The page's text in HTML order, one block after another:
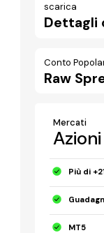
scarica
Dettagli
Conto
Raw
Mercati
Azioni
Più di
MT5